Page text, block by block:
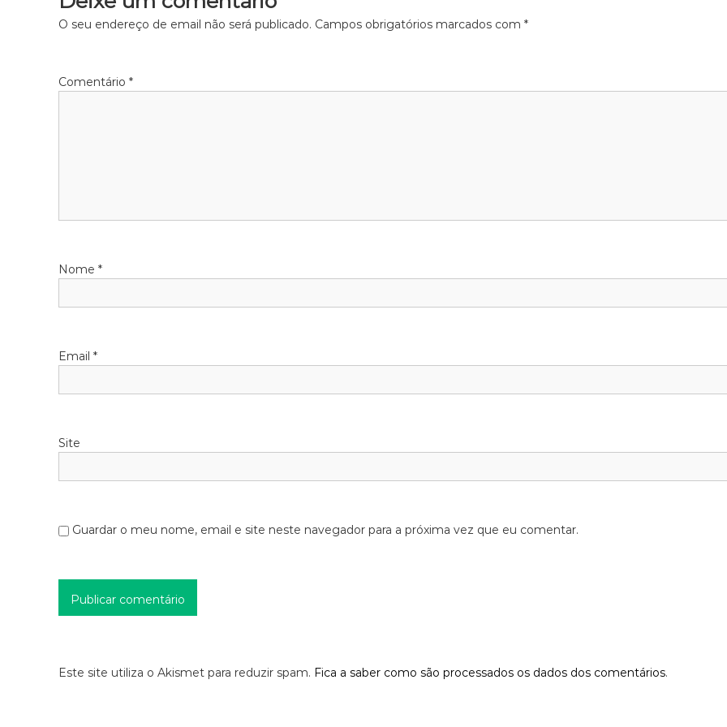
O seu endereço de email não será publicado. Campos obrigatórios marcados com *
Comentário *
Nome *
Email *
Site
Guardar o meu nome, email e site neste navegador para a próxima vez que eu comentar.
Este site utiliza o Akismet para reduzir spam. Fica a saber como são processados os dados dos comentários.